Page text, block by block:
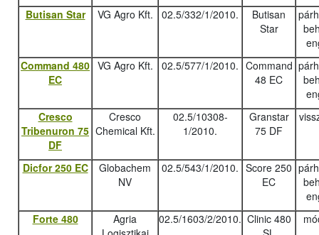
Butisan Star
VG Agro Kft. 02.5/332/1/2010.
Butisan
Star
Command 480
EC
VG Agro Kft. 02.5/577/1/2010. Command
48 EC
Cresco
Tribenuron 75
DF
Cresco
Chemical Kft.
02.5/10308-
1/2010.
Granstar
75 DF
Dicfor 250 EC
Globachem
NV
02.5/543/1/2010. Score 250
EC
Forte 480
Agria
02.5/1603/2/2010. Clinic 480